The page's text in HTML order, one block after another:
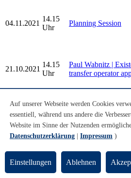
04.11.2021
14.15
Uhr
Planning Session
21.10.2021
14.15
Uhr
Paul Wabnitz |
transfer operator
08.10.2021
10.00
Uhr
Jana Göken |
Bachelorarbeit:
Kreispackungen in
und nicht-
Older Dynamical
Seminar Talks
Auf unserer Webseite werden Cookies
essentiell, während uns andere die
Website im Sinne der Nutzenden
Datenschutzerklärung
Impressum )
Einstellungen Ablehnen